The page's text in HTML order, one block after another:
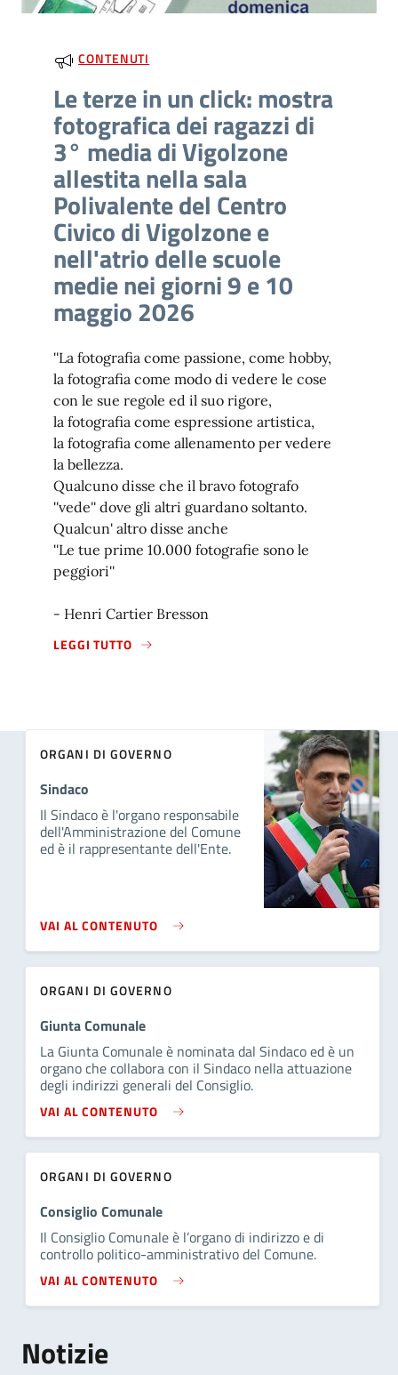
CONTENUTI
Le terze in un click: mostra
fotografica dei ragazzi di
3° media di Vigolzone
allestita nella sala
Polivalente del Centro
Civico di Vigolzone e
nell'atrio delle scuole
medie nei giorni 9 e 10
maggio 2026
''La fotografia come passione, come hobby,
la fotografia come modo di vedere le cose
con le sue regole ed il suo rigore,
la fotografia come espressione artistica,
la fotografia come allenamento per vedere
la bellezza.
Qualcuno disse che il bravo fotografo
''vede'' dove gli altri guardano soltanto.
Qualcun' altro disse anche
''Le tue prime 10.000 fotografie sono le
peggiori''
- Henri Cartier Bresson
LEGGI TUTTO
ORGANI DI GOVERNO
Sindaco
Il Sindaco è l'organo responsabile
dell'Amministrazione del Comune
ed è il rappresentante dell'Ente.
VAI AL CONTENUTO
ORGANI DI GOVERNO
Giunta Comunale
La Giunta Comunale è nominata dal Sindaco ed è un
organo che collabora con il Sindaco nella attuazione
degli indirizzi generali del Consiglio.
VAI AL CONTENUTO
ORGANI DI GOVERNO
Consiglio Comunale
Il Consiglio Comunale è l’organo di indirizzo e di
controllo politico-amministrativo del Comune.
VAI AL CONTENUTO
Notizie